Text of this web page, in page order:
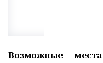
Возможные